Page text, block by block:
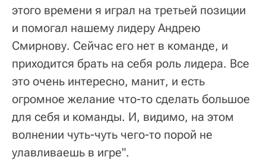
этого времени я играл на третьей позиции
и помогал нашему лидеру Андрею
Смирнову. Сейчас его нет в команде, и
приходится брать на себя роль лидера. Все
это очень интересно, манит, и есть
огромное желание что-то сделать большое
для себя и команды. И, видимо, на этом
волнении чуть-чуть чего-то порой не
улавливаешь в игре".